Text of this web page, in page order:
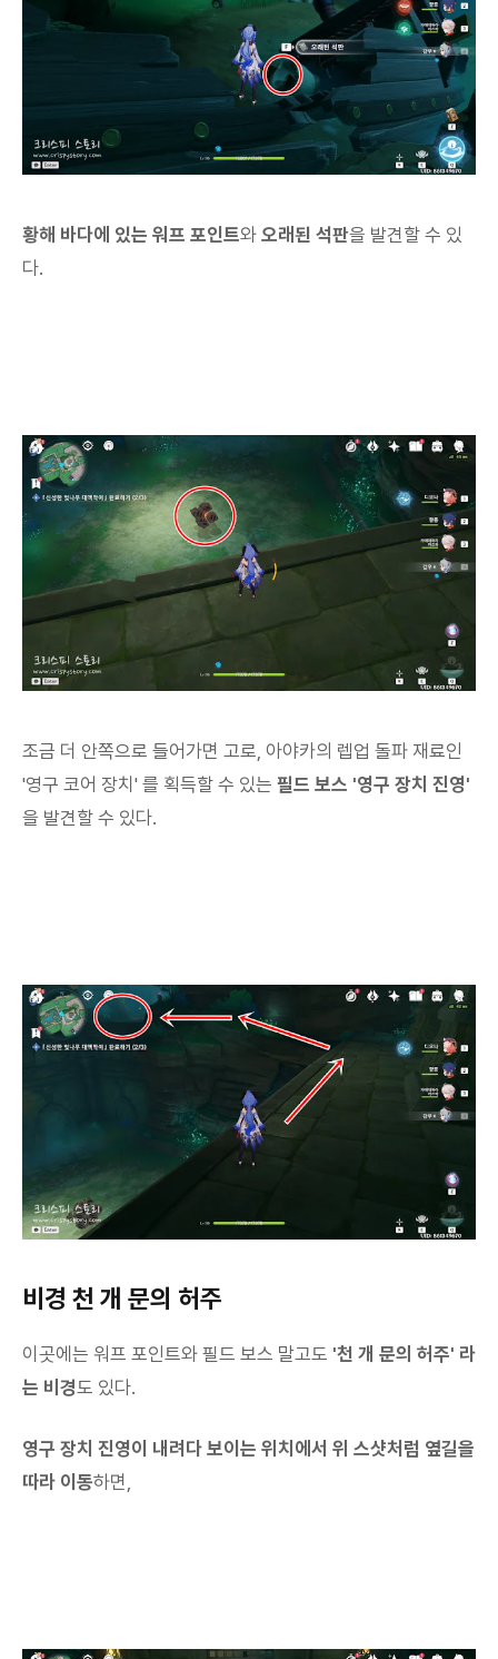
황해 바다에 있는 워프 포인트와 오래된 석판을 발견할 수 있
다.
조금 더 안쪽으로 들어가면 고로, 아야카의 렙업 돌파 재료인
'영구 코어 장치' 를 획득할 수 있는 필드 보스 '영구 장치 진영'
을 발견할 수 있다.
비경 천 개 문의 허주
이곳에는 워프 포인트와 필드 보스 말고도 '천 개 문의 허주' 라
는 비경도 있다.
영구 장치 진영이 내려다 보이는 위치에서 위 스샷처럼 옆길을
따라 이동하면,